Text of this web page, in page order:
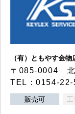
（有）ともやす金物
〒085-0004 北
TEL：0154-22-
販売可